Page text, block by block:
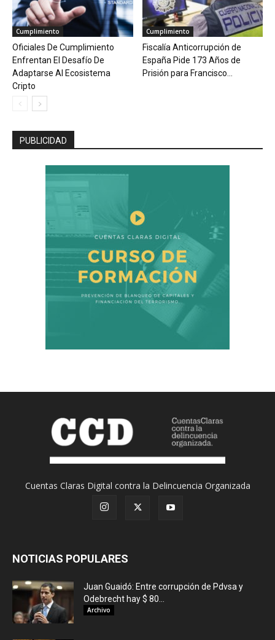
Cumplimiento
Oficiales De Cumplimiento
Enfrentan El Desafío De
Adaptarse Al Ecosistema
Cripto
Cumplimiento
Fiscalía Anticorrupción de
España Pide 173 Años de
Prisión para Francisco...
PUBLICIDAD
Cuentas Claras Digital contra la Delincuencia Organizada
NOTICIAS POPULARES
Juan Guaidó: Entre corrupción de Pdvsa y
Odebrecht hay $ 80...
Archivo